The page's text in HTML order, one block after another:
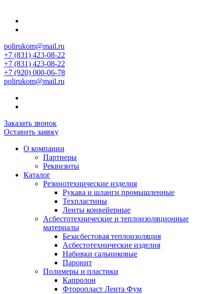
polirukom@mail.ru
+7 (831) 423-08-22
+7 (831) 423-08-22
+7 (920) 000-06-78
polirukom@mail.ru
Заказать звонок
Оставить заявку
О компании
Партнеры
Реквизиты
Каталог
Резинотехнические изделия
Рукава и шланги промышленные
Техпластины
Ленты конвейерные
Асбестотехнические и теплоизоляционные
материалы
Безасбестовая теплоизоляция
Асбестотехнические изделия
Набивки сальниковые
Паронит
Полимеры и пластики
Капролон
Фторопласт Лента Фум